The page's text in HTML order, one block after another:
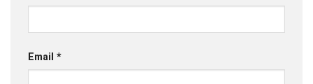
Email *